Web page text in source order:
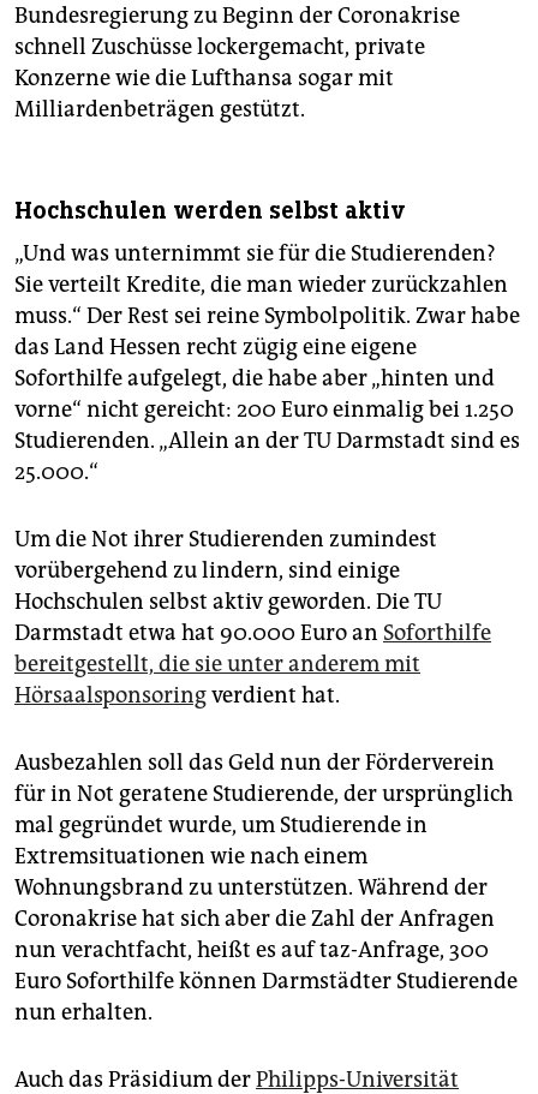
Bundesregierung zu Beginn der Coronakrise
schnell Zuschüsse lockergemacht, private
Konzerne wie die Lufthansa sogar mit
Milliardenbeträgen gestützt.
Hochschulen werden selbst aktiv
„Und was unternimmt sie für die Studierenden?
Sie verteilt Kredite, die man wieder zurückzahlen
muss.“ Der Rest sei reine Symbolpolitik. Zwar habe
das Land Hessen recht zügig eine eigene
Soforthilfe aufgelegt, die habe aber „hinten und
vorne“ nicht gereicht: 200 Euro einmalig bei 1.250
Studierenden. „Allein an der TU Darmstadt sind es
25.000.“
Um die Not ihrer Studierenden zumindest
vorübergehend zu lindern, sind einige
Hochschulen selbst aktiv geworden. Die TU
Darmstadt etwa hat 90.000 Euro an Soforthilfe
bereitgestellt, die sie unter anderem mit
Hörsaalsponsoringverdient hat.
Ausbezahlen soll das Geld nun der Förderverein
für in Not geratene Studierende, der ursprünglich
mal gegründet wurde, um Studierende in
Extremsituationen wie nach einem
Wohnungsbrand zu unterstützen. Während der
Coronakrise hat sich aber die Zahl der Anfragen
nun verachtfacht, heißt es auf taz-Anfrage, 300
Euro Soforthilfe können Darmstädter Studierende
nun erhalten.
Auch das Präsidium derPhilipps-Universität